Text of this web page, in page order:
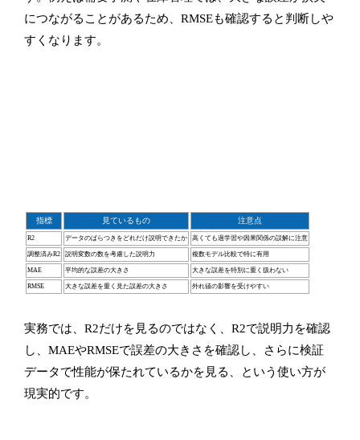
につながることがあるため、RMSEも確認すると判断しや
すくなります。
指標 見ているもの 注意点
R2 データのばらつきをどれだけ説明できたか 高くても過学習や因果関係の誤解に注意
調整済みR2 説明変数の数を考慮した説明力 複数モデル比較で特に有用
MAE 平均的な誤差の大きさ 大きな誤差を特別に重く扱わない
RMSE 大きな誤差を重く見た誤差の大きさ 外れ値の影響を受けやすい
実務では、R2だけを見るのではなく、R2で説明力を確認
し、MAEやRMSEで誤差の大きさを確認し、さらに検証
データで性能が保たれているかを見る、という使い方が
現実的です。